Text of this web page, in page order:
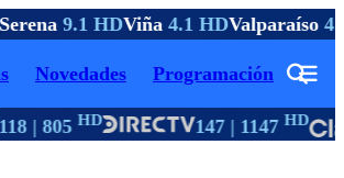
9.1 HDViña4.1 HDValparaíso
Novedades Programación
| 805HD 147 | 1147HD